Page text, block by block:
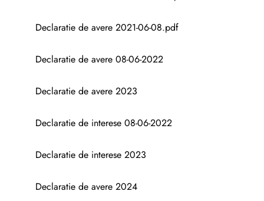
Declaratie de avere 2021-06-08.pdf
Declaratie de avere 08-06-2022
Declaratie de avere 2023
Declaratie de interese 08-06-2022
Declaratie de interese 2023
Declaratie de avere 2024